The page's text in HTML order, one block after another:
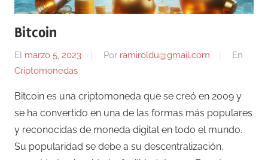
Bitcoin
El marzo 5, 2023 Por ramiroldu@gmail.com
En
Criptomonedas
Bitcoin es una criptomoneda que se creó en 2009 y
se ha convertido en una de las formas más populares
y reconocidas de moneda digital en todo el mundo.
Su popularidad se debe a su descentralización,